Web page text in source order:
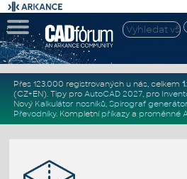
Přes 123.000 registrovaných u nás, celkem
(CZ+EN). Tipy pro AutoCAD 2027, pro
Nový Kalkulátor nosníků, Spirograf generátor
Převodníky. Kompletní příkazya proměnné